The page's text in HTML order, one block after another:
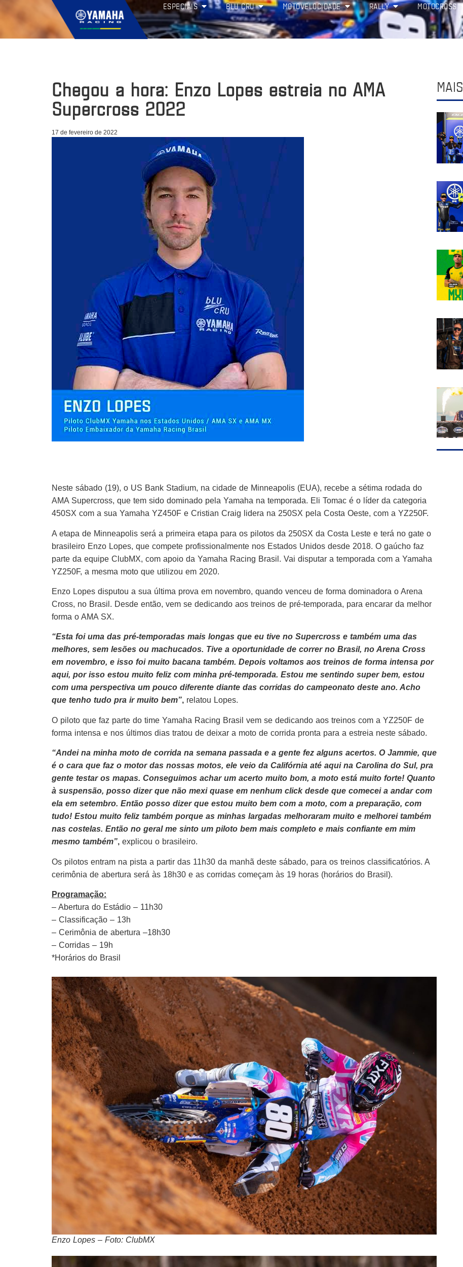
ESPECIAIS BLU CRU MOTOVELOCIDADE RALLY MOTOCROSS
Chegou a hora: Enzo Lopes estreia no AMA
Supercross 2022
17 de fevereiro de 2022
Neste sábado (19), o US Bank Stadium, na cidade de Minneapolis (EUA), recebe a sétima rodada do
AMA Supercross, que tem sido dominado pela Yamaha na temporada. Eli Tomac é o líder da categoria
450SX com a sua Yamaha YZ450F e Cristian Craig lidera na 250SX pela Costa Oeste, com a YZ250F.
A etapa de Minneapolis será a primeira etapa para os pilotos da 250SX da Costa Leste e terá no gate o
brasileiro Enzo Lopes, que compete profissionalmente nos Estados Unidos desde 2018. O gaúcho faz
parte da equipe ClubMX, com apoio da Yamaha Racing Brasil. Vai disputar a temporada com a Yamaha
YZ250F, a mesma moto que utilizou em 2020.
Enzo Lopes disputou a sua última prova em novembro, quando venceu de forma dominadora o Arena
Cross, no Brasil. Desde então, vem se dedicando aos treinos de pré-temporada, para encarar da melhor
forma o AMA SX.
“Esta foi uma das pré-temporadas mais longas que eu tive no Supercross e também uma das
melhores, sem lesões ou machucados. Tive a oportunidade de correr no Brasil, no Arena Cross
em novembro, e isso foi muito bacana também. Depois voltamos aos treinos de forma intensa por
aqui, por isso estou muito feliz com minha pré-temporada. Estou me sentindo super bem, estou
com uma perspectiva um pouco diferente diante das corridas do campeonato deste ano. Acho
que tenho tudo pra ir muito bem”, relatou Lopes.
O piloto que faz parte do time Yamaha Racing Brasil vem se dedicando aos treinos com a YZ250F de
forma intensa e nos últimos dias tratou de deixar a moto de corrida pronta para a estreia neste sábado.
“Andei na minha moto de corrida na semana passada e a gente fez alguns acertos. O Jammie, que
é o cara que faz o motor das nossas motos, ele veio da Califórnia até aqui na Carolina do Sul, pra
gente testar os mapas. Conseguimos achar um acerto muito bom, a moto está muito forte! Quanto
à suspensão, posso dizer que não mexi quase em nenhum click desde que comecei a andar com
ela em setembro. Então posso dizer que estou muito bem com a moto, com a preparação, com
tudo! Estou muito feliz também porque as minhas largadas melhoraram muito e melhorei também
nas costelas. Então no geral me sinto um piloto bem mais completo e mais confiante em mim
mesmo também”, explicou o brasileiro.
Os pilotos entram na pista a partir das 11h30 da manhã deste sábado, para os treinos classificatórios. A
cerimônia de abertura será às 18h30 e as corridas começam às 19 horas (horários do Brasil).
Programação:
– Abertura do Estádio – 11h30
– Classificação – 13h
– Cerimônia de abertura –18h30
– Corridas – 19h
*Horários do Brasil
Enzo Lopes – Foto: ClubMX
MAIS